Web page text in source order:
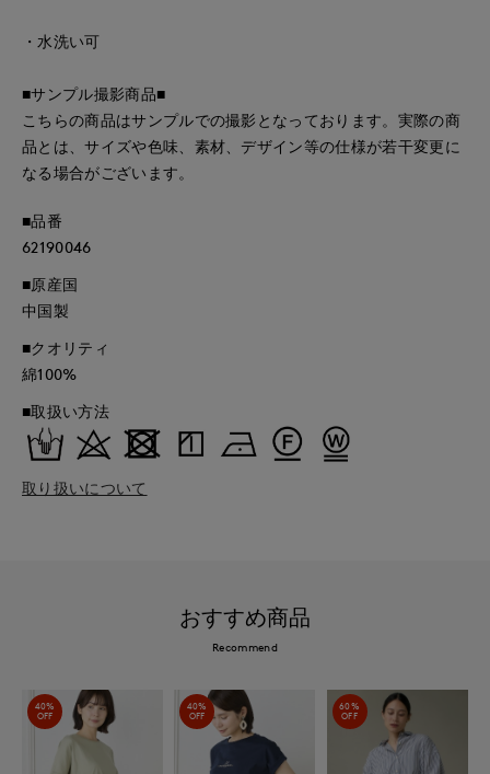
・水洗い可
■サンプル撮影商品■
こちらの商品はサンプルでの撮影となっております。実際の商
品とは、サイズや色味、素材、デザイン等の仕様が若干変更に
なる場合がございます。
■品番
62190046
■原産国
中国製
■クオリティ
綿100%
■取扱い方法
取り扱いについて
おすすめ商品
Recommend
40%
OFF
40%
OFF
60%
OFF